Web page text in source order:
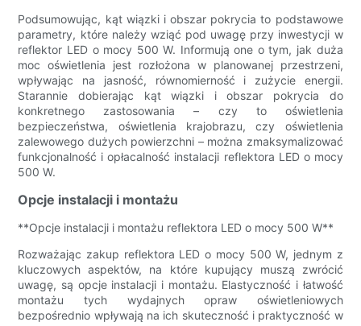
Podsumowując, kąt wiązki i obszar pokrycia to podstawowe
parametry, które należy wziąć pod uwagę przy inwestycji w
reflektor LED o mocy 500 W. Informują one o tym, jak duża
moc oświetlenia jest rozłożona w planowanej przestrzeni,
wpływając na jasność, równomierność i zużycie energii.
Starannie dobierając kąt wiązki i obszar pokrycia do
konkretnego zastosowania – czy to oświetlenia
bezpieczeństwa, oświetlenia krajobrazu, czy oświetlenia
zalewowego dużych powierzchni – można zmaksymalizować
funkcjonalność i opłacalność instalacji reflektora LED o mocy
500 W.
Opcje instalacji i montażu
**Opcje instalacji i montażu reflektora LED o mocy 500 W**
Rozważając zakup reflektora LED o mocy 500 W, jednym z
kluczowych aspektów, na które kupujący muszą zwrócić
uwagę, są opcje instalacji i montażu. Elastyczność i łatwość
montażu tych wydajnych opraw oświetleniowych
bezpośrednio wpływają na ich skuteczność i praktyczność w